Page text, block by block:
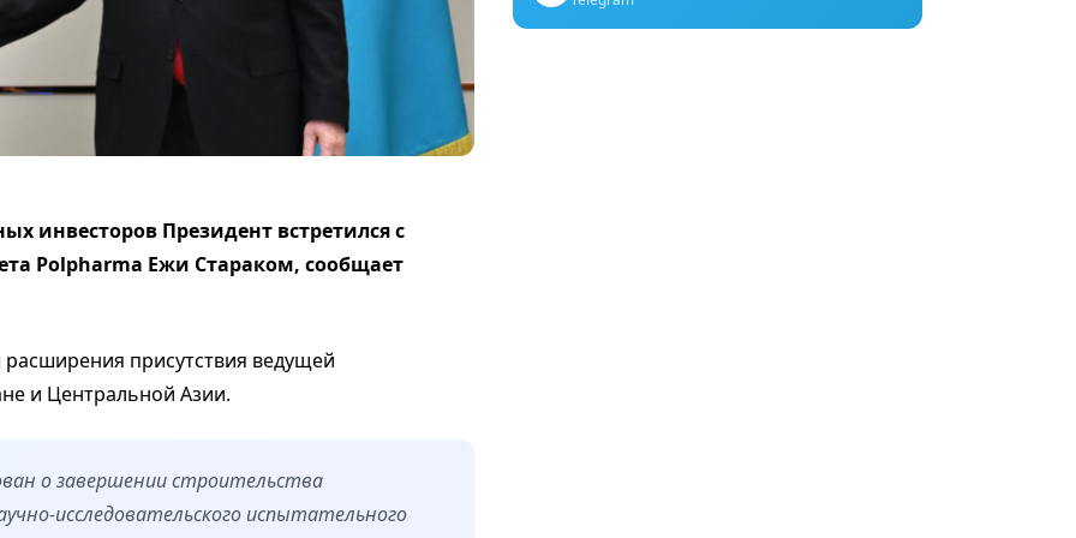
инвесторов Президент встретился с
Polpharma Ежи Стараком, сообщает
присутствия ведущей
и Центральной Азии.
о завершении строительства
исследовательского испытательного